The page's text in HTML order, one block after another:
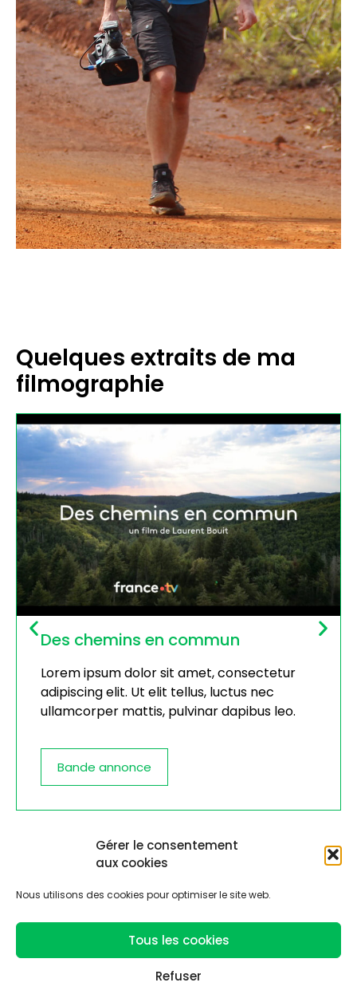
Gérer le consentement
aux cookies
Nous utilisons des cookies pour optimiser le site web.
Tous les cookies
Refuser
Quelques extraits de ma
filmographie
Des chemins en commun
Lorem ipsum dolor sit amet, consectetur
adipiscing elit. Ut elit tellus, luctus nec
ullamcorper mattis, pulvinar dapibus leo.
Bande annonce
Politique de confidentialité